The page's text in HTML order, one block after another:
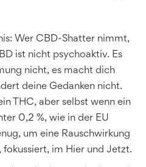
Wer CBD-Shatter nimmt,
ist nicht psychoaktiv. Es
nicht, es macht dich
deine Gedanken nicht.
THC, aber selbst wenn ein
0,2 %, wie in der EU
um eine Rauschwirkung
fokussiert, im Hier und Jetzt.